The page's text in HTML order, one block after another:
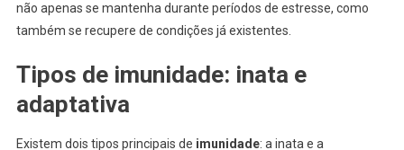
não apenas se mantenha durante períodos de estresse, como
também se recupere de condições já existentes.
Tipos de imunidade: inata e
adaptativa
Existem dois tipos principais de imunidade: a inata e a